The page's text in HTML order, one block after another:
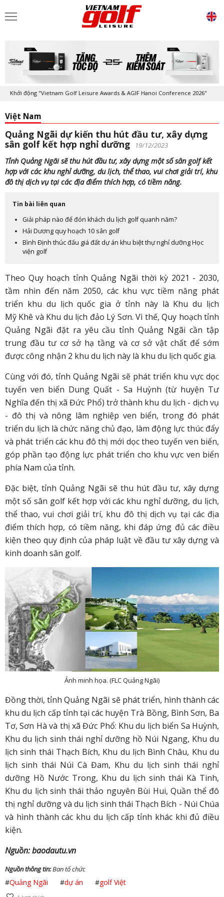
Khởi động "Vietnam Golf Leisure Awards & AGIF Hanoi Conference 2026"
Việt Nam
Quảng Ngãi dự kiến thu hút đầu tư, xây dựng
sân golf kết hợp nghỉ dưỡng
19/12/2023
Tỉnh Quảng Ngãi sẽ thu hút đầu tư, xây dựng một số sân golf kết
hợp với các khu nghỉ dưỡng, du lịch, thể thao, vui chơi giải trí, khu
đô thị dịch vụ tại các địa điểm thích hợp, có tiềm năng.
Tin bài liên quan
Giải pháp nào để đón khách du lịch golf quanh năm?
Hải Dương quy hoạch 10 sân golf
Bình Định thúc đấu giá đất dự án khu biệt thự nghỉ dưỡng Học
viện golf
Theo Quy hoạch tỉnh Quảng Ngãi thời kỳ 2021 - 2030,
tầm nhìn đến năm 2050, các khu vực tiềm năng phát
triển khu du lịch quốc gia ở tỉnh này là Khu du lịch
Mỹ Khê và Khu du lịch đảo Lý Sơn. Vì thế, Quy hoạch tỉnh
Quảng Ngãi đặt ra yêu cầu tỉnh Quảng Ngãi cần tập
trung đầu tư cơ sở hạ tầng và cơ sở vật chất để sớm
được công nhận 2 khu du lịch này là khu du lịch quốc gia.
Cùng với đó, tỉnh Quảng Ngãi sẽ phát triển khu vực dọc
tuyến ven biển Dung Quất - Sa Huỳnh (từ huyện Tư
Nghĩa đến thị xã Đức Phổ) trở thành khu du lịch - dịch vụ
- đô thị và nông lâm nghiệp ven biển, trong đó phát
triển du lịch là chức năng chủ đạo, làm động lực thúc đẩy
và phát triển các khu đô thị mới dọc theo tuyến ven biển,
góp phần tạo động lực phát triển cho khu vực ven biển
phía Nam của tỉnh.
Đặc biệt, tỉnh Quảng Ngãi sẽ thu hút đầu tư, xây dựng
một số sân golf kết hợp với các khu nghỉ dưỡng, du lịch,
thể thao, vui chơi giải trí, khu đô thị dịch vụ tại các địa
điểm thích hợp, có tiềm năng, khi đáp ứng đủ các điều
kiện theo quy định của pháp luật về đầu tư xây dựng và
kinh doanh sân golf.
Ảnh minh họa. (FLC Quảng Ngãi)
Đồng thời, tỉnh Quảng Ngãi sẽ phát triển, hình thành các
khu du lịch cấp tỉnh tại các huyện Trà Bồng, Bình Sơn, Ba
Tơ, Sơn Hà và thị xã Đức Phổ: Khu du lịch biển Sa Huỳnh,
Khu du lịch sinh thái nghỉ dưỡng hồ Núi Ngang, Khu du
lịch sinh thái Thạch Bích, Khu du lịch Bình Châu, Khu du
lịch sinh thái Núi Cà Đam, Khu du lịch sinh thái nghỉ
dưỡng Hồ Nước Trong, Khu du lịch sinh thái Kà Tinh,
Khu du lịch sinh thái thảo nguyên Bùi Hui, Quần thể đô
thị nghỉ dưỡng và du lịch sinh thái Thạch Bích - Núi Chúa
và hình thành các khu du lịch cấp tỉnh khác khi đủ điều
kiện.
Nguồn: baodautu.vn
Nguồn thông tin:Ban tổ chức
#Quảng Ngãi #dự án #golf Việt